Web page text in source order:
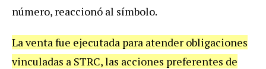
número, reaccionó al símbolo.
La venta fue ejecutada para atender obligaciones
vinculadas a STRC, las acciones preferentes de